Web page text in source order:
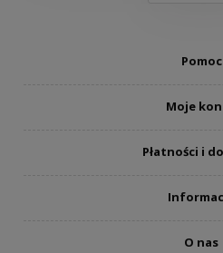
Pomoc
Moje
Płatności i
O nas